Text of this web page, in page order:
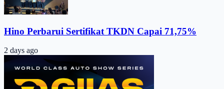
Hino Perbarui Sertifikat TKDN Capai 71,75%
2 days ago